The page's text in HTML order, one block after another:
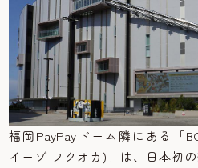
福岡PayPayドーム隣にある「
イーゾ フクオカ)」は、日本初